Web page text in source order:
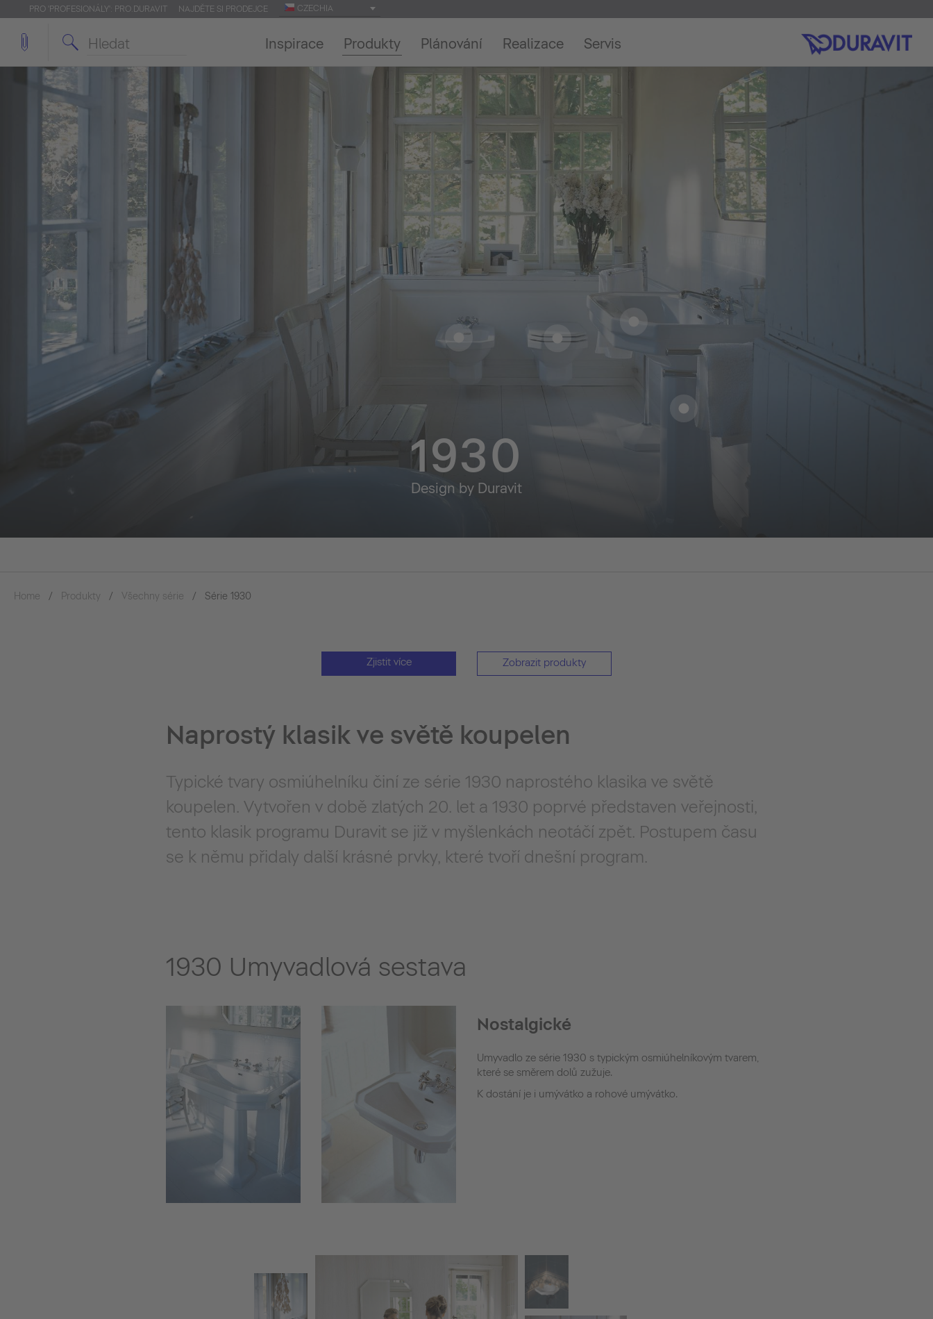
PRO 'PROFESIONÁLY': PRO.DURAVIT NAJDĚTE SI PRODEJCE CZECHIA
Inspirace Produkty Plánování Realizace Servis
1930
Design by Duravit
Home Produkty Všechny série Série 1930
Zjistit více Zobrazit produkty
Naprostý klasik ve světě koupelen
Typické tvary osmiúhelníku činí ze série 1930 naprostého klasika ve světě
koupelen. Vytvořen v době zlatých 20. let a 1930 poprvé představen veřejnosti,
tento klasik programu Duravit se již v myšlenkách neotáčí zpět. Postupem času
se k němu přidaly další krásné prvky, které tvoří dnešní program.
1930 Umyvadlová sestava
Nostalgické
Umyvadlo ze série 1930 s typickým osmiúhelníkovým tvarem,
které se směrem dolů zužuje.
K dostání je i umývátko a rohové umývátko.